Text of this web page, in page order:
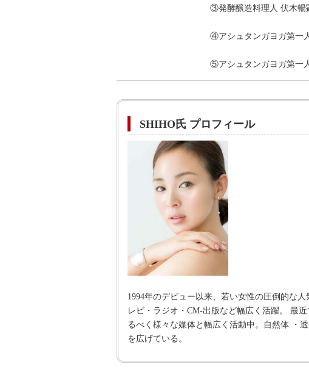
③発酵醸造料理人 伏木暢
④アシュタンガヨガ第一
⑤アシュタンガヨガ第一
SHIHO氏 プロフィール
1994年のデビュー以来、若い女性の圧倒的な
レビ・ラジオ・CM-出版など幅広く活躍。 最
るべく様々な媒体と幅広く活動中。自然体 ・
を広げている。